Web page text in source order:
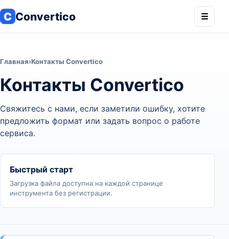
C Convertico ☰
Главная›Контакты Convertico
Контакты Convertico
Свяжитесь с нами, если заметили ошибку, хотите
предложить формат или задать вопрос о работе
сервиса.
Быстрый старт
Загрузка файла доступна на каждой странице
инструмента без регистрации.